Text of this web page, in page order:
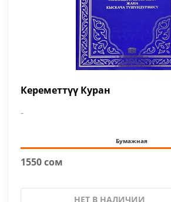
Кереметтүү Куран
-
Бумажная
1550 сом
НЕТ В НАЛИЧИИ